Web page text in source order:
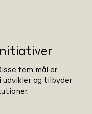
fem mål er
og tilbyder